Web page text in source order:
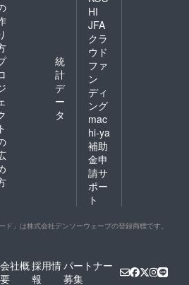
情報発
ます。
票率
願いい
員一同
ト
統
計
デ
ー
タ
HI
JFA
クラ
ウド
ファ
ン
ディ
ング
mac
hi-ya
補助
金申
請サ
ポー
ト
ド」は株式会社デンソーウェーブの登録商標です。
会社概
要
採用情
報
パートナー
募集